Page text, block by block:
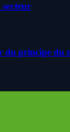
secteur
principe du